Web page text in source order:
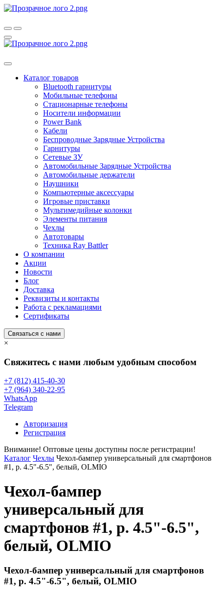
Каталог товаров
Bluetooth гарнитуры
Мобильные телефоны
Стационарные телефоны
Носители информации
Power Bank
Кабели
Беспроводные Зарядные Устройства
Гарнитуры
Сетевые ЗУ
Автомобильные Зарядные Устройства
Автомобильные держатели
Наушники
Компьютерные аксессуары
Игровые приставки
Мультимедийные колонки
Элементы питания
Чехлы
Автотовары
Техника Ray Battler
О компании
Акции
Новости
Блог
Доставка
Реквизиты и контакты
Работа с рекламациями
Сертификаты
Связаться с нами
×
Свяжитесь с нами любым удобным способом
+7 (812) 415-40-30
+7 (964) 340-22-95
WhatsApp
Telegram
Авторизация
Регистрация
Внимание! Оптовые цены доступны после регистрации!
Каталог Чехлы Чехол-бампер универсальный для смартфонов
#1, р. 4.5"-6.5", белый, OLMIO
Чехол-бампер
универсальный для
смартфонов #1, р. 4.5"-6.5",
белый, OLMIO
Чехол-бампер универсальный для смартфонов
#1, р. 4.5"-6.5", белый, OLMIO